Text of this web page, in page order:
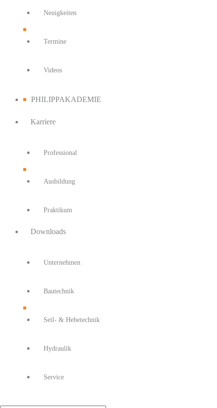
Neuigkeiten
Termine
Videos
PHILIPPAKADEMIE
Karriere
Professional
Ausbildung
Praktikum
Downloads
Unternehmen
Bautechnik
Seil- & Hebetechnik
Hydraulik
Service